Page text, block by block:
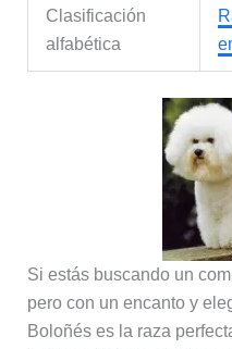
Clasificación
alfabética
Si estás buscando un
pero con un encanto y
Boloñés es la raza